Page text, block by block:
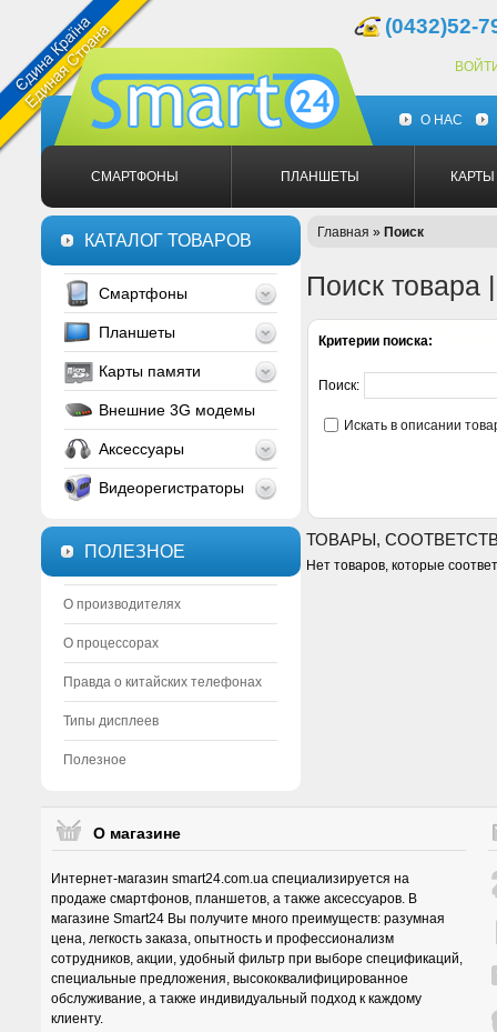
(0432)52-
О НАС
СМАРТФОНЫ ПЛАНШЕТЫ
КАТАЛОГ ТОВАРОВ
Смартфоны
Планшеты
Карты памяти
Внешние 3G модемы
Аксессуары
Видеорегистраторы
ПОЛЕЗНОЕ
О производителях
О процессорах
Правда о китайских телефонах
Типы дисплеев
Полезное
Главная » Поиск
Поиск товара
Критерии поиска:
Поиск:
Искать в описании
ТОВАРЫ,
Нет товаров, которые
О магазине
Интернет-магазин smart24.com.ua специализируется на
продаже смартфонов, планшетов, а также аксессуаров. В
магазине Smart24 Вы получите много преимуществ: разумная
цена, легкость заказа, опытность и профессионализм
сотрудников, акции, удобный фильтр при выборе спецификаций,
специальные предложения, высококвалифицированное
обслуживание, а также индивидуальный подход к каждому
клиенту.